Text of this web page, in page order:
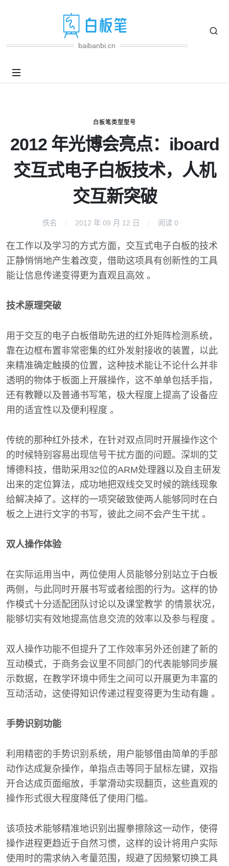
baibanbi.cn
白板笔类型型号
2012 年光博会亮点：iboard
交互式电子白板技术，人机
交互新突破
佚名 2012 年 09 月 12 日 阅读 0
在工作以及学习的方式方面，交互式电子白板的技术
正静悄悄地产生着改变，借助这项具有创新性的工具
能让信息传递变得更为直观且高效 。
技术原理突破
用于交互的电子白板借助先进的红外矩阵检测系统，
靠在边框布置非常密集的红外发射接收的装置，以此
来精准确定触摸的位置，这种技术能让不论什么并非
透明的物体于板面上开展操作，这不单单包括手指，
还有教鞭以及普通书写笔，极大程度上提高了设备应
用的适宜性以及便利程度 。
传统的那种红外技术，在针对双点同时开展操作这个
的时候特别容易出现信号干扰方面的问题。深圳的艾
博德科技，借助采用32位的ARM处理器以及自主研发
出来的定位算法，成功地把双线交叉时候的跳线现象
给解决掉了。这样的一项突破致使两人能够同时在白
板之上进行文字的书写，彼此之间不会产生干扰 。
双人操作体验
在实际运用当中，两位使用人员能够分别站立于白板
两侧，与此同时开展书写或者绘图的行为。这样的协
作模式十分适配团队讨论以及课堂教学 的情景状况，
能够切实有效地提高信息交流的效率以及参与程度 。
双人操作功能不但提升了工作效率另外还创建了新的
互动模式，于商务会议里不同部门的代表能够同步展
示数据，在教学环境中师生之间可以开展更为丰富的
互动活动，这使得知识传递过程变得更为生动有趣 。
手势识别功能
利用精密的手势识别系统，用户能够借由简单的手部
动作达成复杂操作，单指点击等同于鼠标左键，双指
开合达成页面缩放，手掌滑动实现翻页，这些直观的
操作形式很大程度降低了使用门槛。
该项技术能够精准地识别出握拳擦除这一动作，使得
操作进程更趋近于自然习惯，这样的设计将用户实际
使用时的需求纳入考量范围，规避了因频繁切换工具